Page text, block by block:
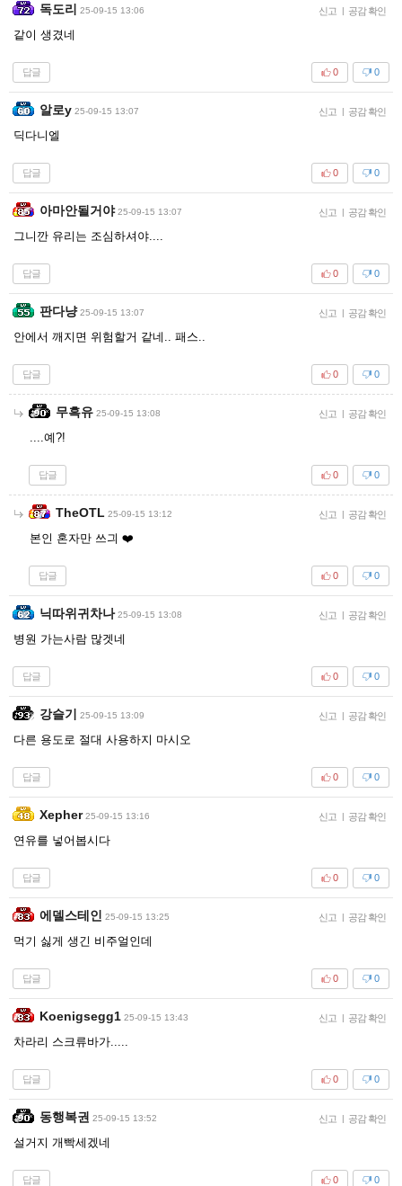
독도리 25-09-15 13:06 신고 | 공감 확인
같이 생겼네
답글 0
0
알로y 25-09-15 13:07 신고 | 공감 확인
딕다니엘
답글 0
0
아마안될거야 25-09-15 13:07 신고 | 공감 확인
그니깐 유리는 조심하셔야....
답글 0
0
판다냥 25-09-15 13:07 신고 | 공감 확인
안에서 깨지면 위험할거 같네.. 패스..
답글 0
0
무흑유 25-09-15 13:08 신고 | 공감 확인
....예?!
답글 0
0
TheOTL 25-09-15 13:12 신고 | 공감 확인
본인 혼자만 쓰긔 ❤️
답글 0
0
닉따위귀차나 25-09-15 13:08 신고 | 공감 확인
병원 가는사람 많겟네
답글 0
0
강슬기 25-09-15 13:09 신고 | 공감 확인
다른 용도로 절대 사용하지 마시오
답글 0
0
Xepher 25-09-15 13:16 신고 | 공감 확인
연유를 넣어봅시다
답글 0
0
에델스테인 25-09-15 13:25 신고 | 공감 확인
먹기 싫게 생긴 비주얼인데
답글 0
0
Koenigsegg1 25-09-15 13:43 신고 | 공감 확인
차라리 스크류바가.....
답글 0
0
동행복권 25-09-15 13:52 신고 | 공감 확인
설거지 개빡세겠네
답글 0
0